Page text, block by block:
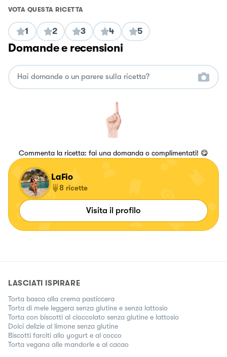
VOTA QUESTA RICETTA
1 2 3 4 5
Domande e recensioni
Commenta la ricetta: fai una domanda o complimentati! 😋
LaFio
8 ricette
Visita il profilo
LASCIATI ISPIRARE
Torta basca alla crema pasticcera
Torta di mele leggera senza glutine e senza lattosio
Torta con biscotti al cioccolato senza glutine e lattosio
Dolci delizie al limone senza glutine
Biscotti farciti allo yogurt e al cocco
Torta vegana alle mandorle e al cacao